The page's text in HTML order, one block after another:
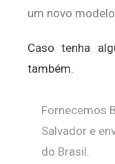
um novo
Caso tenha
também.
Fornecemos
Salvador e
do Brasil.